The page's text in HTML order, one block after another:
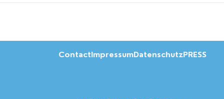
ContactImpressumDatenschutzPRESS